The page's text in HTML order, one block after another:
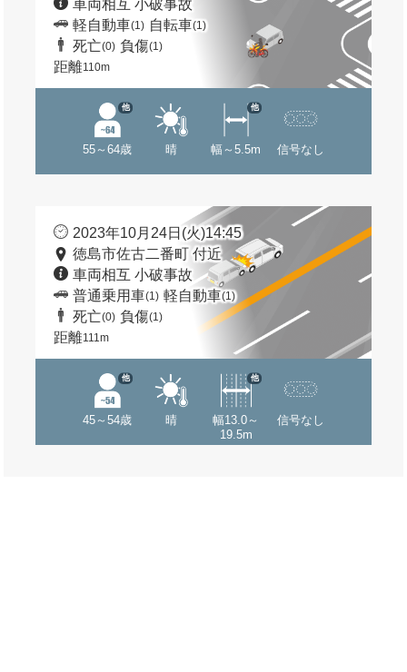
車両相互 小破事故
軽自動車(1) 自転車(1)
死亡(0) 負傷(1)
距離110m
55～64歳
他
晴 幅～5.5m
他
信号なし
2023年10月24日(火)14:45
徳島市佐古二番町 付近
車両相互 小破事故
普通乗用車(1) 軽自動車(1)
死亡(0) 負傷(1)
距離111m
45～54歳
他
晴
幅13.0～
19.5m
他
信号なし